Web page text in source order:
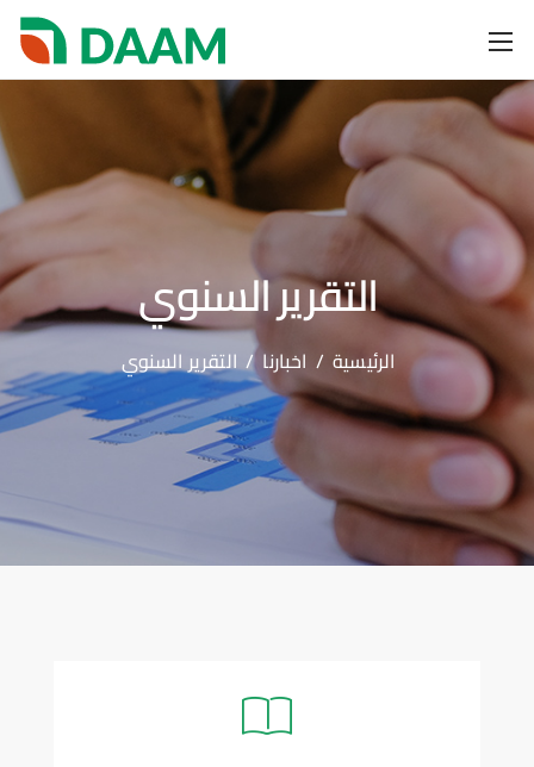
التقرير السنوي
الرئيسية / اخبارنا / التقرير السنوي